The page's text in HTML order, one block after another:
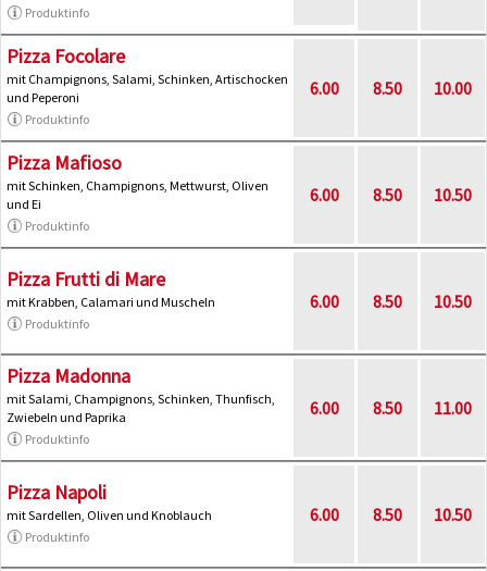
Produktinfo
Pizza Focolare
mit Champignons, Salami, Schinken, Artischocken
und Peperoni
Produktinfo
6.00 8.50 10.00
Pizza Mafioso
mit Schinken, Champignons, Mettwurst, Oliven
und Ei
Produktinfo
6.00 8.50 10.50
Pizza Frutti di Mare
mit Krabben, Calamari und Muscheln
Produktinfo
6.00 8.50 10.50
Pizza Madonna
mit Salami, Champignons, Schinken, Thunfisch,
Zwiebeln und Paprika
Produktinfo
6.00 8.50 11.00
Pizza Napoli
mit Sardellen, Oliven und Knoblauch
Produktinfo
6.00 8.50 10.50